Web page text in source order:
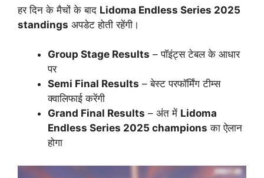
हर दिन के मैचों के बाद Lidoma Endless Series 2025
standings अपडेट होती रहेंगी।
Group Stage Results – पॉइंट्स टेबल के आधार
पर
Semi Final Results – बेस्ट परफॉर्मिंग टीम्स
क्वालिफाई करेंगी
Grand Final Results – अंत में Lidoma
Endless Series 2025 champions का ऐलान
होगा